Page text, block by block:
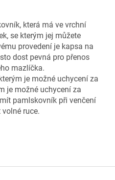
která má ve vrchní
se kterým jej můžete
provedení je kapsa na
dost pevná pro přenos
mazlíčka.
je možné uchycení za
je možné uchycení za
pamlskovník při venčení
ruce.